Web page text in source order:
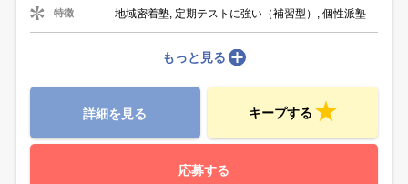
特徴 地域密着塾, 定期テストに強い（補習型）, 個性派塾
もっと見る
詳細を見る キープする
応募する